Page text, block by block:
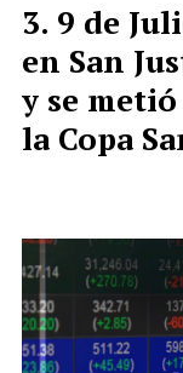
9 de
en San
y se
la Copa